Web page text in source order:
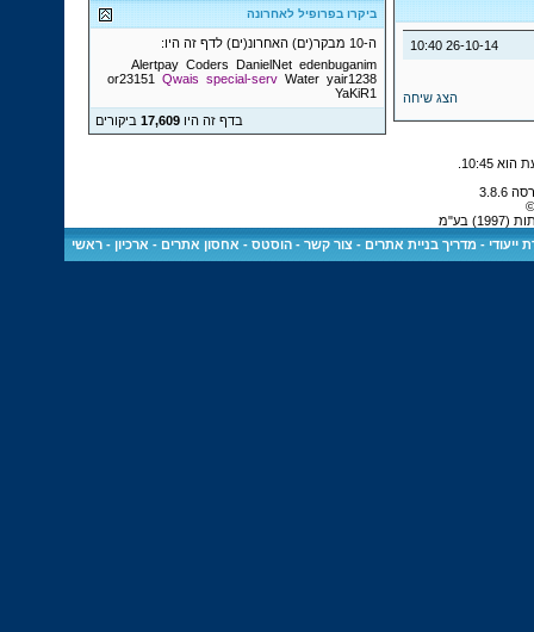
26-10-14
10:40
הצג שיחה
ביקרו בפרופיל לאחרונה
ה-10 מבקר(ים) האחרונ(ים) לדף זה היו:
Alertpay Coders DanielNet edenbuganim
or23151
Qwais special-serv Water yair1238
YaKiR1
בדף זה היו17,609 ביקורים
10:45
בע"מ
ייעודי -מדריך בניית אתרים -צור קשר -הוסטס - אחסון אתרים - ארכיון -ראשי